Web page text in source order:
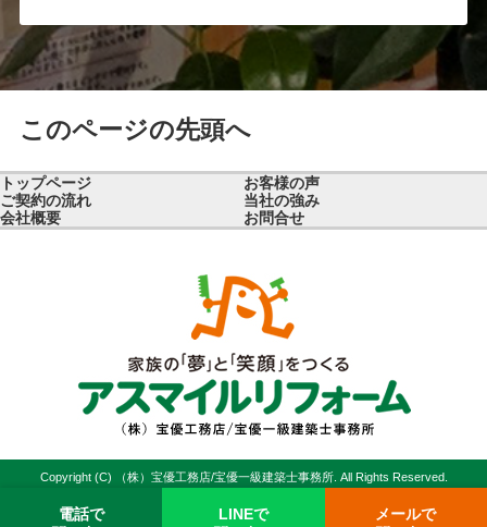
このページの先頭へ
トップページ
お客様の声
ご契約の流れ
当社の強み
会社概要
お問合せ
Copyright (C) （株）宝優工務店/宝優一級建築士事務所. All Rights Reserved.
電話で
LINEで
メールで